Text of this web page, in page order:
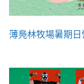
薄鳧林牧場暑期